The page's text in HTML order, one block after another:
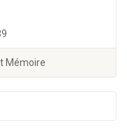
Mémoire